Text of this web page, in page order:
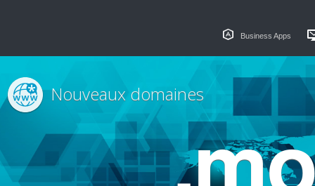
Business Apps
Nouveaux domaines